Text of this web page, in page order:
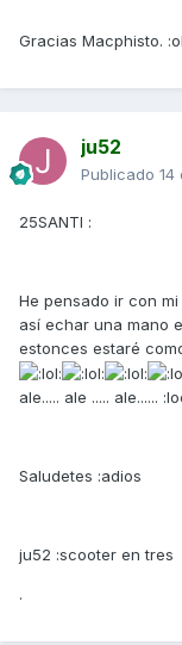
Gracias Macphisto.
ju52
Publicado 14
25SANTI :
He pensado ir con
así echar una mano
estonces estaré
ale..... ale ..... ale......
Saludetes :adios
ju52 :scooter en tres
.